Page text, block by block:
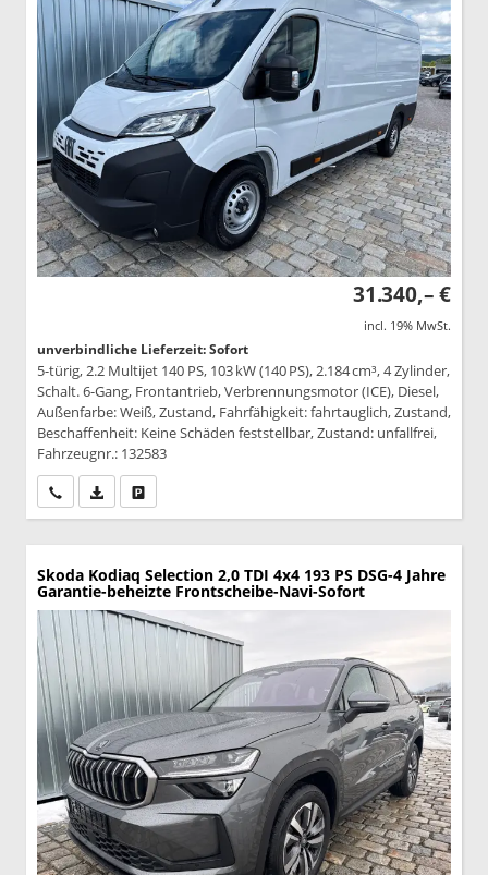
31.340,– €
incl. 19% MwSt.
unverbindliche Lieferzeit: Sofort
5-türig, 2.2 Multijet 140 PS, 103 kW (140 PS), 2.184 cm³, 4 Zylinder,
Schalt. 6-Gang, Frontantrieb, Verbrennungsmotor (ICE), Diesel,
Außenfarbe: Weiß, Zustand, Fahrfähigkeit: fahrtauglich, Zustand,
Beschaffenheit: Keine Schäden feststellbar, Zustand: unfallfrei,
Fahrzeugnr.: 132583
Wir rufen Sie anPDF-Datei, Fahrzeugexposé drucken
Skoda Kodiaq Selection 2,0 TDI 4x4 193 PS DSG-4 Jahre
Garantie-beheizte Frontscheibe-Navi-Sofort